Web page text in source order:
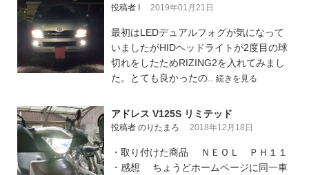
投稿者 I 2019年01月21日
最初はLEDデュアルフォグが気になって
いましたがHIDヘッドライトが2度目の球
切れをしたためRIZING2を入れてみまし
た。とても良かったの.. 続きを見る
アドレス V125S リミテッド
投稿者 のりたまろ 2018年12月18日
・取り付けた商品 ＮＥＯＬ ＰＨ１１
・感想 ちょうどホームページに同一車